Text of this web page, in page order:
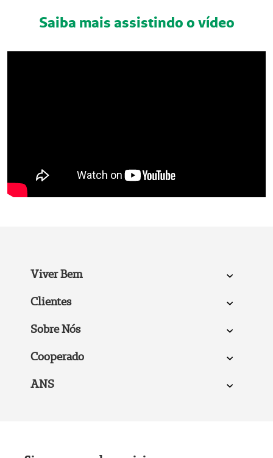
Saiba mais assistindo o vídeo
Viver Bem
Clientes
Sobre Nós
Cooperado
ANS